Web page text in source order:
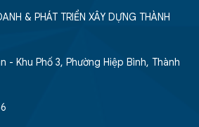
& PHÁT TRIỂN XÂY DỰNG THÀNH
- Khu Phố 3, Phường Hiệp Bình, Thành